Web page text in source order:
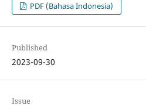
PDF (Bahasa Indonesia)
Published
2023-09-30
Issue